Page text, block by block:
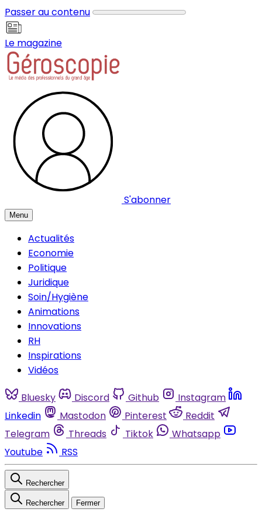
Passer au contenu
Le magazine
S'abonner
Menu
Actualités
Economie
Politique
Juridique
Soin/Hygiène
Animations
Innovations
RH
Inspirations
Vidéos
Bluesky Discord Github
Instagram
Linkedin
Mastodon Pinterest
Reddit
Telegram
Threads Tiktok
Whatsapp
Youtube
RSS
Rechercher
Rechercher Fermer
Panneau de gestion des cookies